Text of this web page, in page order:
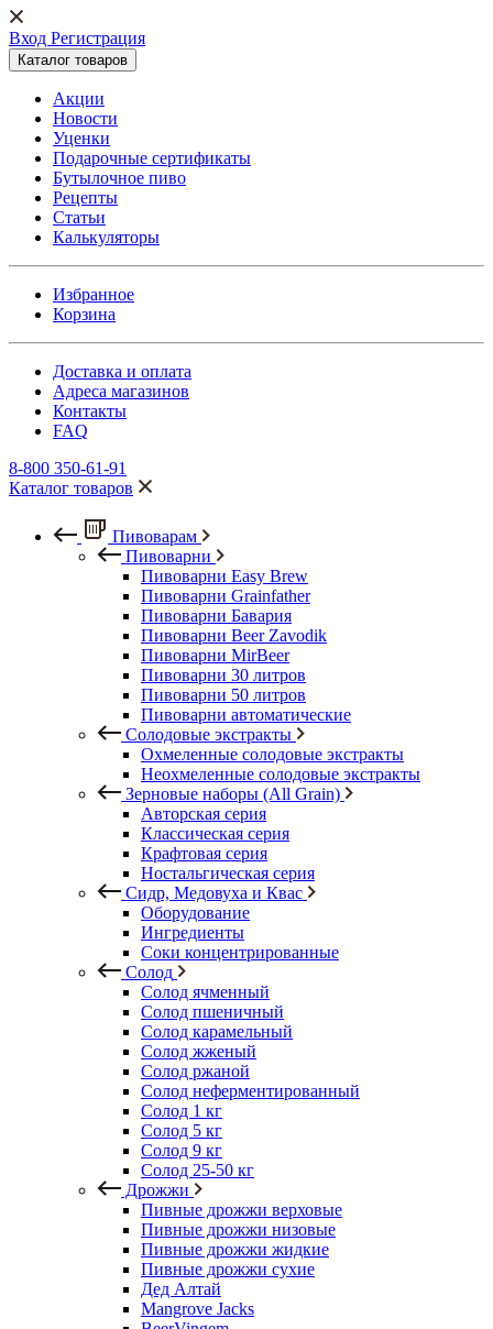
Вход Регистрация
Каталог товаров
Акции
Новости
Уценки
Подарочные сертификаты
Бутылочное пиво
Рецепты
Статьи
Калькуляторы
Избранное
Корзина
Доставка и оплата
Адреса магазинов
Контакты
FAQ
8-800 350-61-91
Каталог товаров
Пивоварам
Пивоварни
Пивоварни Easy Brew
Пивоварни Grainfather
Пивоварни Бавария
Пивоварни Beer Zavodik
Пивоварни MirBeer
Пивоварни 30 литров
Пивоварни 50 литров
Пивоварни автоматические
Солодовые экстракты
Охмеленные солодовые экстракты
Неохмеленные солодовые экстракты
Зерновые наборы (All Grain)
Авторская серия
Классическая серия
Крафтовая серия
Ностальгическая серия
Сидр, Медовуха и Квас
Оборудование
Ингредиенты
Соки концентрированные
Солод
Солод ячменный
Солод пшеничный
Солод карамельный
Солод жженый
Солод ржаной
Солод неферментированный
Солод 1 кг
Солод 5 кг
Солод 9 кг
Солод 25-50 кг
Дрожжи
Пивные дрожжи верховые
Пивные дрожжи низовые
Пивные дрожжи жидкие
Пивные дрожжи сухие
Дед Алтай
Mangrove Jacks